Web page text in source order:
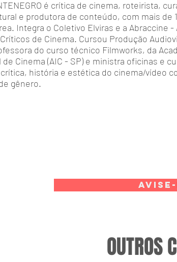
é crítica de cinema, roteirista,
e produtora de conteúdo, com mais de
Integra o Coletivo Elviras e a Abraccine -
de Cinema. Cursou Produção
do curso técnico Filmworks, da
Cinema (AIC - SP) e ministra oficinas e
história e estética do cinema/vídeo
gênero.
AVISE-
OUTROS